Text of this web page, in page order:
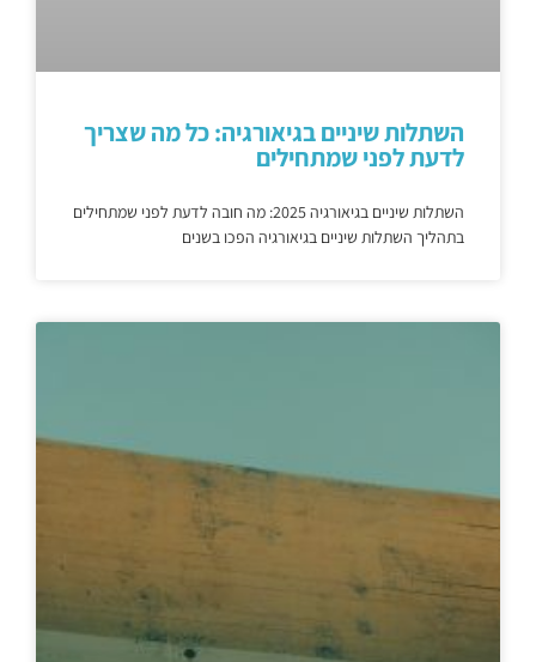
השתלות שיניים בגיאורגיה: כל מה שצריך
לדעת לפני שמתחילים
השתלות שיניים בגיאורגיה 2025: מה חובה לדעת לפני שמתחילים
בתהליך השתלות שיניים בגיאורגיה הפכו בשנים